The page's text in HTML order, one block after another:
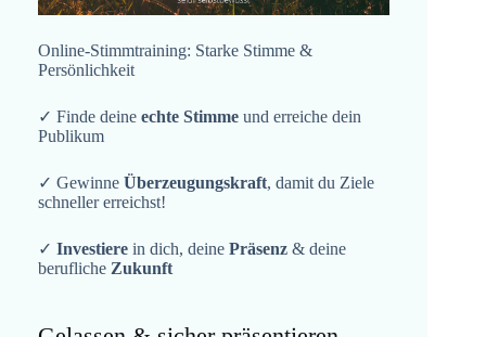
Online-Stimmtraining: Starke Stimme &
Persönlichkeit
✓ Finde deine echte Stimme und erreiche dein
Publikum
✓ Gewinne Überzeugungskraft, damit du Ziele
schneller erreichst!
✓ Investiere in dich, deine Präsenz & deine
berufliche Zukunft